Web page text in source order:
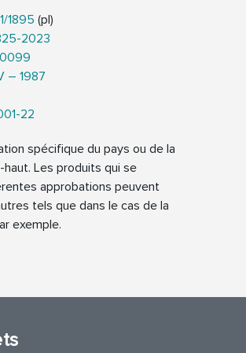
1895 (pl)
2023
– 1987
22
spécifique du pays ou de la
Les produits qui se
approbations peuvent
tels que dans le cas de la
exemple.